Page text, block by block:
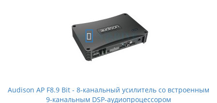
Audison AP F8.9 Bit - 8-канальный усилитель со встроенным
9-канальным DSP-аудиопроцессором